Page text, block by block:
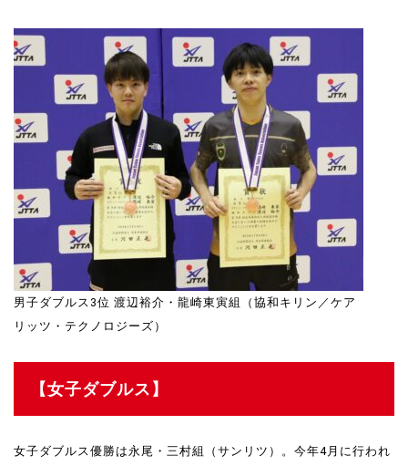
男子ダブルス3位 渡辺裕介・龍崎東寅組（協和キリン／ケア
リッツ・テクノロジーズ）
【女子ダブルス】
女子ダブルス優勝は永尾・三村組（サンリツ）。今年4月に行われ